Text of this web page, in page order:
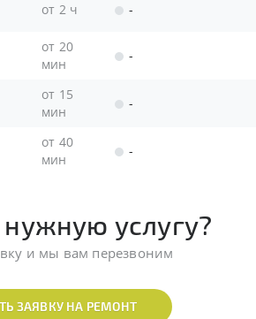
от 2 ч -
от 20
мин
-
от 15
мин
-
от 40
мин
-
услугу?
и мы вам перезвоним
ЗАЯВКУ НА РЕМОНТ